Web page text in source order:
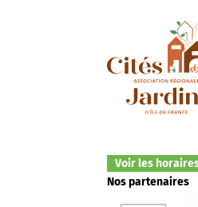
Voir les
Nos partenaires